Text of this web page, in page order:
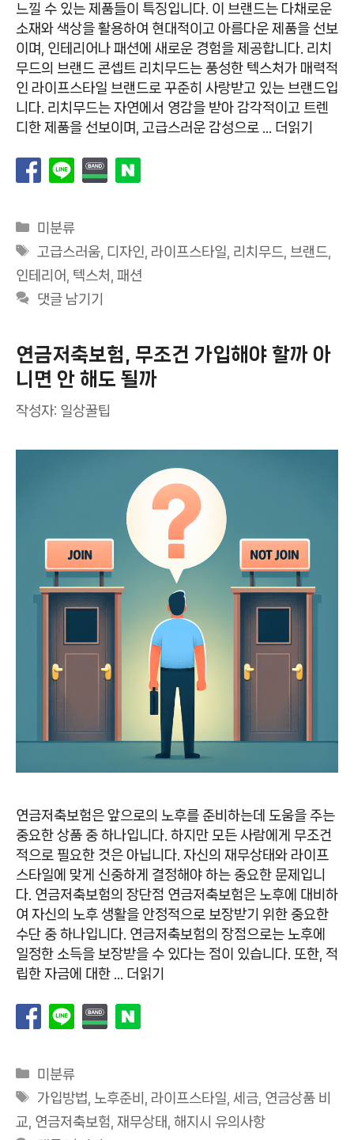
느낄 수 있는 제품들이 특징입니다. 이 브랜드는 다채로운
소재와 색상을 활용하여 현대적이고 아름다운 제품을 선보
이며, 인테리어나 패션에 새로운 경험을 제공합니다. 리치
무드의 브랜드 콘셉트 리치무드는 풍성한 텍스처가 매력적
인 라이프스타일 브랜드로 꾸준히 사랑받고 있는 브랜드입
니다. 리치무드는 자연에서 영감을 받아 감각적이고 트렌
디한 제품을 선보이며, 고급스러운 감성으로 …
더읽기
카
테
리
미분류
태
그
고급스러움 디자인 라이프스타일 리치무드 브랜드
인테리어
텍스처
패션
댓글 남기기
연금저축보험, 무조건 가입해야 할까 아
니면 안 해도 될까
작성자: 일상꿀팁
연금저축보험은 앞으로의 노후를 준비하는데 도움을 주는
중요한 상품 중 하나입니다. 하지만 모든 사람에게 무조건
적으로 필요한 것은 아닙니다. 자신의 재무상태와 라이프
스타일에 맞게 신중하게 결정해야 하는 중요한 문제입니
다. 연금저축보험의 장단점 연금저축보험은 노후에 대비하
여 자신의 노후 생활을 안정적으로 보장받기 위한 중요한
수단 중 하나입니다. 연금저축보험의 장점으로는 노후에
일정한 소득을 보장받을 수 있다는 점이 있습니다. 또한, 적
립한 자금에 대한 …
더읽기
카
테
리
미분류
태
그
가입방법 노후준비 라이프스타일 ,세금 연금상품 비
교
연금저축보험 재무상태
해지시 유의사항